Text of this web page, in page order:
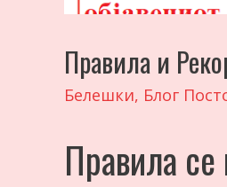
Правила и
Белешки, Блог
Правила се